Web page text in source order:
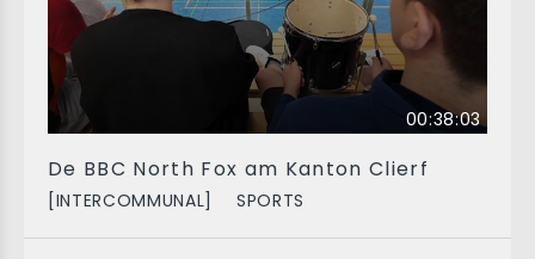
00:38:03
De BBC North Fox am Kanton Clierf
[INTERCOMMUNAL] SPORTS